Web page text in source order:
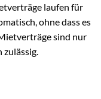
laufen für
ohne dass es
sind nur